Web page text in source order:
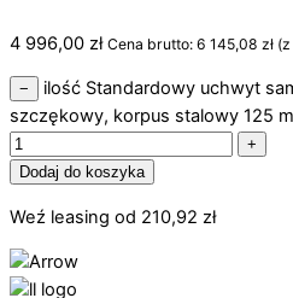
4 996,00 zł Cena brutto: 6 145,08 zł (z
−
ilość Standardowy uchwyt
szczękowy, korpus stalowy 125
+
Dodaj do koszyka
Weź leasing od 210,92 zł